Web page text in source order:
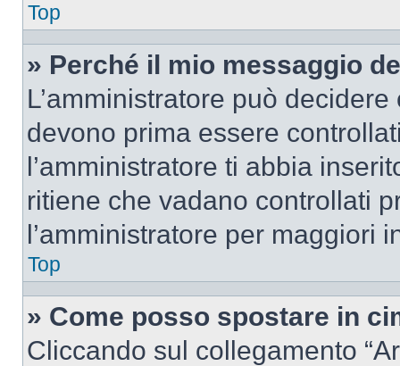
Top
» Perché il mio messaggio
L’amministratore può
devono prima essere
l’amministratore ti abbia
ritiene che vadano controllati
l’amministratore per maggiori
Top
» Come posso spostare in
Cliccando sul collegamento